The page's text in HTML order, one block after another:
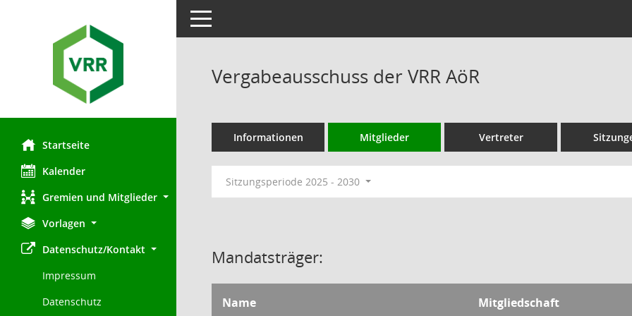
Startseite
Kalender
Gremien und Mitglieder
Vorlagen
Datenschutz/Kontakt
Impressum
Datenschutz
Toggle navigation
Vergabeausschuss der VRR AöR
Informationen Mitglieder Vertreter
Sitzungsperiode 2025 - 2030
Mandatsträger:
Name Mitgliedschaft